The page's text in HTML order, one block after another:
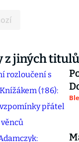
z jiných titulů